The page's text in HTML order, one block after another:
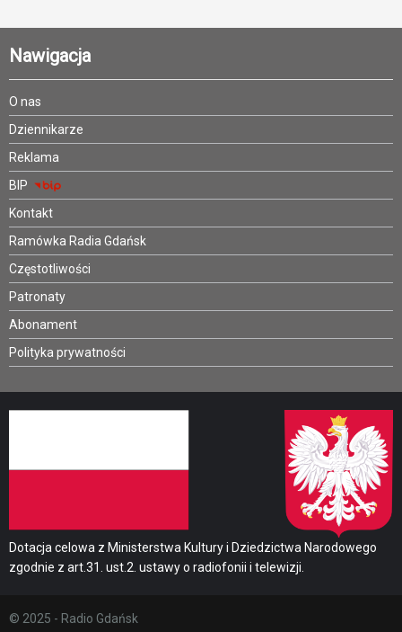
Nawigacja
O nas
Dziennikarze
Reklama
BIP
Kontakt
Ramówka Radia Gdańsk
Częstotliwości
Patronaty
Abonament
Polityka prywatności
Dotacja celowa z Ministerstwa Kultury i Dziedzictwa Narodowego
zgodnie z art.31. ust.2. ustawy o radiofonii i telewizji.
© 2025 - Radio Gdańsk